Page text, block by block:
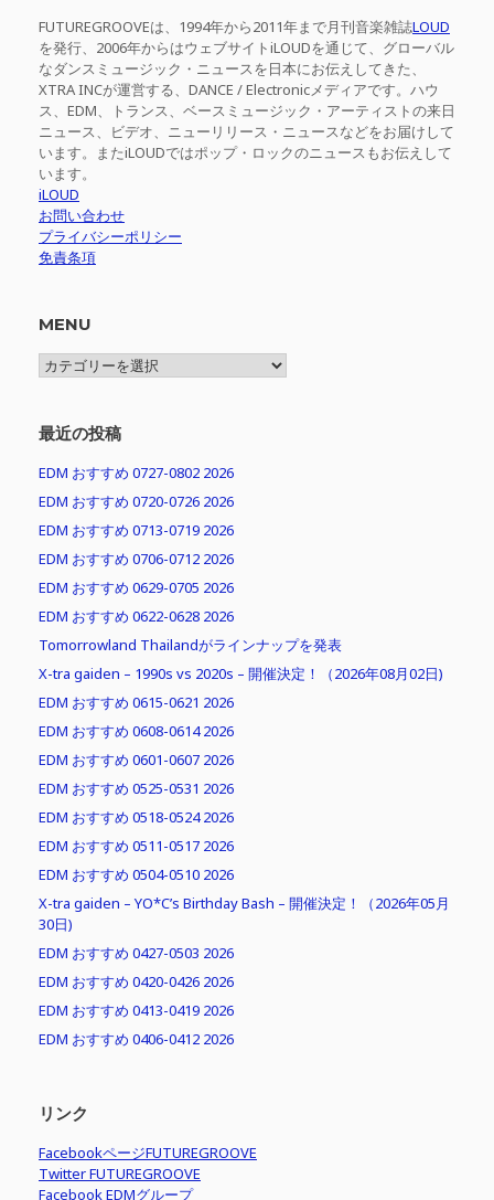
FUTUREGROOVEは、1994年から2011年まで月刊音楽雑誌LOUD
を発行、2006年からはウェブサイトiLOUDを通じて、グローバル
なダンスミュージック・ニュースを日本にお伝えしてきた、
XTRA INCが運営する、DANCE / Electronicメディアです。ハウ
ス、EDM、トランス、ベースミュージック・アーティストの来日
ニュース、ビデオ、ニューリリース・ニュースなどをお届けして
います。またiLOUDではポップ・ロックのニュースもお伝えして
います。
iLOUD
お問い合わせ
プライバシーポリシー
免責条項
MENU
MENU
最近の投稿
EDM おすすめ 0727-0802 2026
EDM おすすめ 0720-0726 2026
EDM おすすめ 0713-0719 2026
EDM おすすめ 0706-0712 2026
EDM おすすめ 0629-0705 2026
EDM おすすめ 0622-0628 2026
Tomorrowland Thailandがラインナップを発表
X-tra gaiden – 1990s vs 2020s – 開催決定！（2026年08月02日)
EDM おすすめ 0615-0621 2026
EDM おすすめ 0608-0614 2026
EDM おすすめ 0601-0607 2026
EDM おすすめ 0525-0531 2026
EDM おすすめ 0518-0524 2026
EDM おすすめ 0511-0517 2026
EDM おすすめ 0504-0510 2026
X-tra gaiden – YO*C’s Birthday Bash – 開催決定！（2026年05月
30日)
EDM おすすめ 0427-0503 2026
EDM おすすめ 0420-0426 2026
EDM おすすめ 0413-0419 2026
EDM おすすめ 0406-0412 2026
リンク
FacebookページFUTUREGROOVE
Twitter FUTUREGROOVE
Facebook EDMグループ